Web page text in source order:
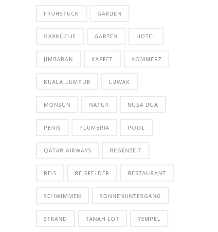
FRÜHSTÜCK GARDEN
GARKÜCHE GARTEN HOTEL
JIMBARAN KAFFEE KOMMERZ
KUALA LUMPUR LUWAK
MONSUN NATUR NUSA DUA
PENIS PLUMERIA POOL
QATAR AIRWAYS REGENZEIT
REIS REISFELDER RESTAURANT
SCHWIMMEN SONNENUNTERGANG
STRAND TANAH LOT TEMPEL